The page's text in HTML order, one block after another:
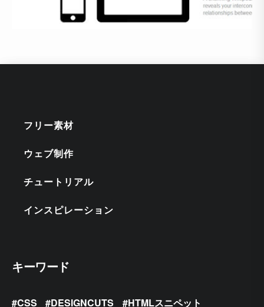
フリー素材
ウェブ制作
チュートリアル
インスピレーション
キーワード
CSS DESIGNCUTS
HTMLスニペット